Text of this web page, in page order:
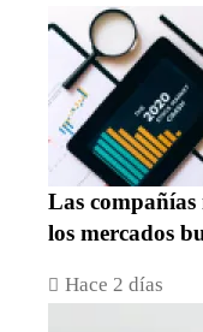
Las compañías
los mercados
Hace 2 días